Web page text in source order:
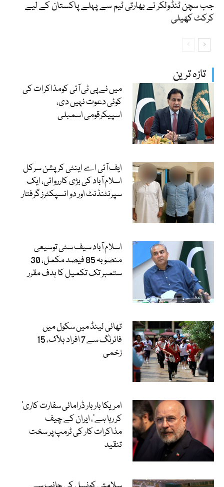
تازہ ترین
میں نے پی ٹی آئی کومذاکرات کی
کوئی دعوت نہیں دی،
اسپیکرقومی اسمبلی
ایف آئی اے اینٹی کرپشن سرکل
اسلام آباد کی بڑی کارروائی، ایک
سپرنٹنڈنٹ اور دو انسپکٹرز گرفتار
اسلام آباد سیف سٹی توسیعی
منصوبہ 85 فیصد مکمل، 30
ستمبر تک تکمیل کا ہدف مقرر
تھائی لینڈ میں سکول میں
فائرنگ سے 7 افراد ہلاک، 15
زخمی
’امریکا بار بار ڈرامائی سفارت کاری
کر رہا ہے‘، ایران کے چیف
مذاکرات کار کی ٹرمپ پر سخت
تنقید
جب سچن ٹنڈولکر نے بھارتی ٹیم سے پہلے پاکستان کے لیے
کرکٹ کھیلی